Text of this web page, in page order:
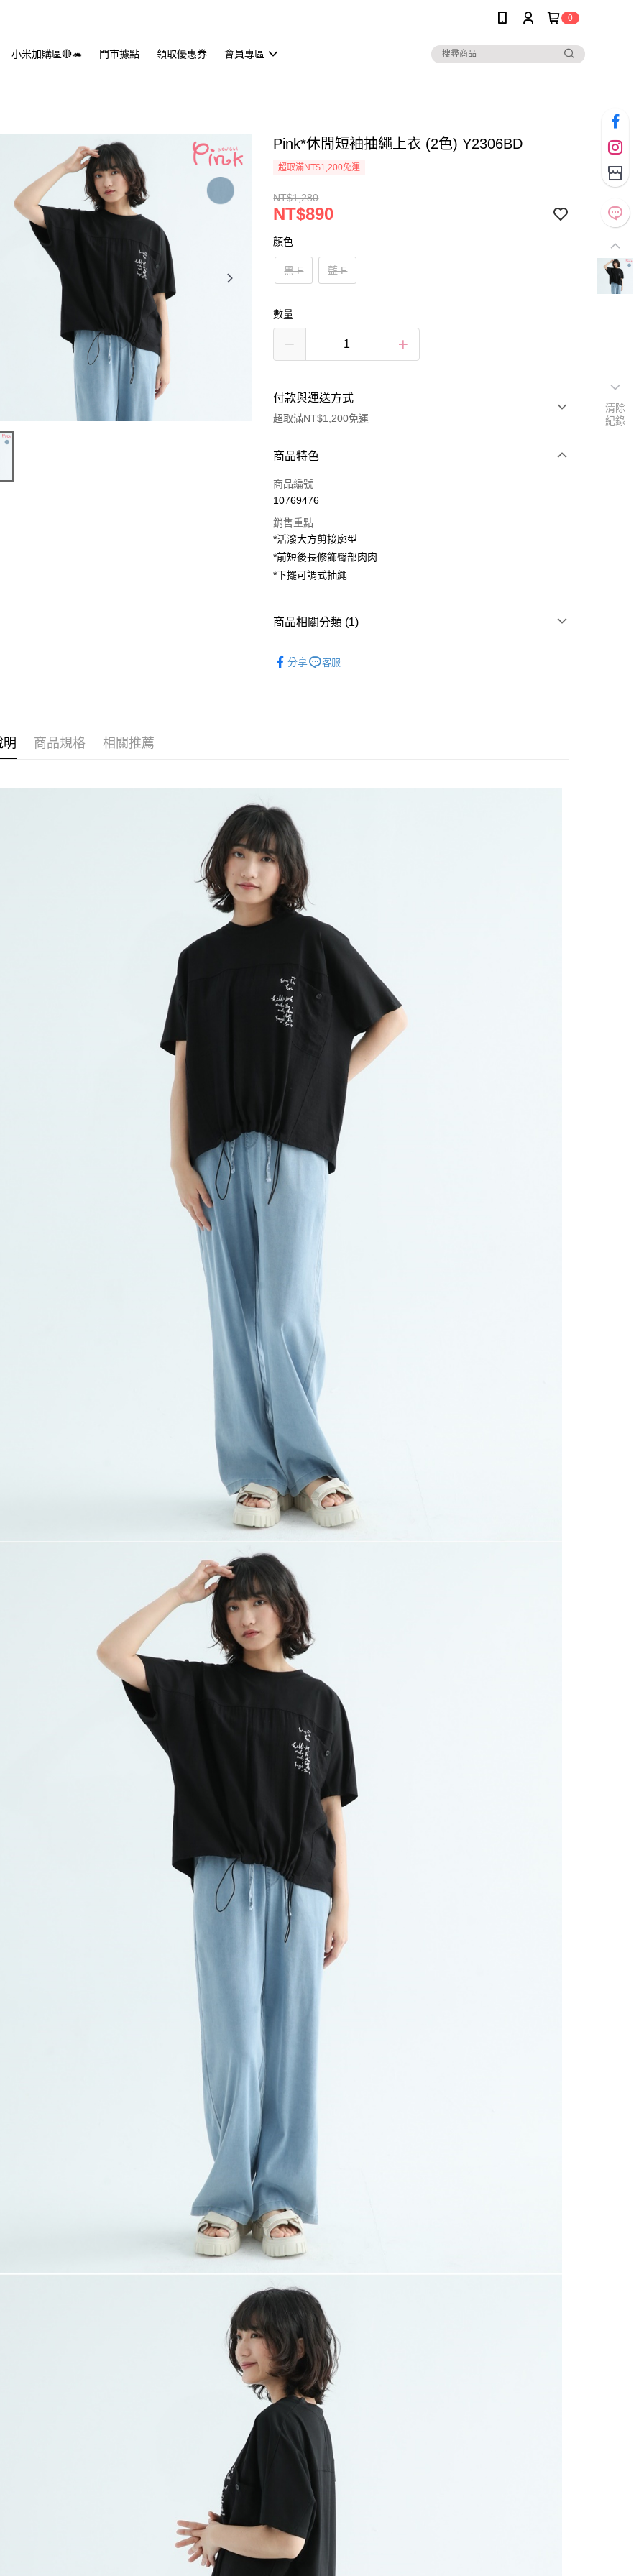
0
小米加購區🔴🦔 門市據點 領取優惠券 會員專區
Pink*休閒短袖抽繩上衣 (2色) Y2306BD
超取滿NT$1,200免運
NT$1,280
NT$890
顏色
黑 F 藍 F
數量
付款與運送方式
超取滿NT$1,200免運
付款方式
信用卡一次付款
LINE Pay
Apple Pay
悠遊付
相關說明
付」結帳頁面，進行簡訊認證並確認金額後，即可完成結帳。
３．收到繳費通知簡訊後14天內，點擊此簡訊中的連結，可透過四大超商
／ATM／網路銀行／等多元方式進行付款，方視為交易完成。
※ 請注意：結帳手續完成當下不需立刻繳費，但若您需要取消訂單，請聯
絡購買商品的店家。未經商家同意取消之訂單仍視為有效，需透過AFTEE
先享後付繳納相關費用。
※ 交易是否成功請以「AFTEE先享後付 」之結帳頁面顯示為準，若有關於
是否繳費成功／繳費後需取消欲退款等相關疑問，請聯繫「AFTEE先享後
付客戶支援中心」
１．透過由恩沛科技股份有限公司提供之「AFTEE先享後付」服務完成之
交易，需依本服務之必要範圍內提供個人資料，並將交易相關給付款項請
求債權轉讓予恩沛科技股份有限公司。
２．關於個人資料處理事宜，請瀏覽以下網址：
https://aftee.tw/terms/#terms3
３．未成年的使用者請事先徵得法定代理人或監護人之同意方可使用
「AFTEE先享後付」，若未經同意申辦者引起之損失，本公司不負相關責
４．使用「AFTEE先享後付」時，將依據個別帳號之用戶狀況，依本公司
即時審查核予不同之上限額度；若仍有額度不足之情形，本公司將視審查
結果請求用戶進行身份認證。
５．嚴禁一人註冊多個帳號或使用他人資訊註冊。若發現惡意使用之情
形，恩沛科技股份有限公司將有權停止該用戶之使用額度並採取法律行
每筆NT$80，滿NT$1,200(含以上)免運費
宅配
每筆NT$80，滿NT$1,200(含以上)免運費
付款後門市自取
免運費
商品特色
商品編號
10769476
銷售重點
*活潑大方剪接廓型
*前短後長修飾臀部肉肉
*下擺可調式抽繩
商品相關分類 (1)
分享
客服
明 商品規格 相關推薦
清除
紀錄